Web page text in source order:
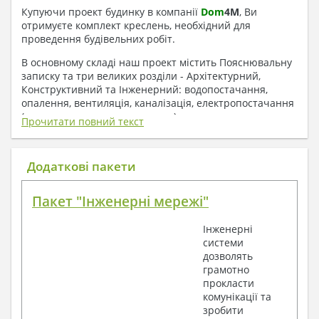
Купуючи проект будинку в компанії Dom4M, Ви
отримуєте комплект креслень, необхідний для
проведення будівельних робіт.
В основному складі наш проект містить Пояснювальну
записку та три великих розділи - Архітектурний,
Конструктивний та Інженерний: водопостачання,
опалення, вентиляція, каналізація, електропостачання
( купується за додаткову плату ).
1. До складу Архітектурного розділу
входять:
План покрівлі
Фасади з даними зовнішніх оздоблень
Елементи прорізів – специфікація
Дані перемичок – перетин та специфікація
Обсяги основних будівельних матеріалів
Архітектурні вузли в конструкціях
Прочитати повний текст
Додаткові пакети
Пакет "Інженерні мережі"
Інженерні
системи
дозволять
грамотно
прокласти
комунікації та
зробити